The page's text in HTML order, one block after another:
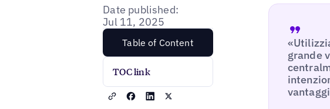
Date published:
Jul 11, 2025
Table of Content
TOC link
grande